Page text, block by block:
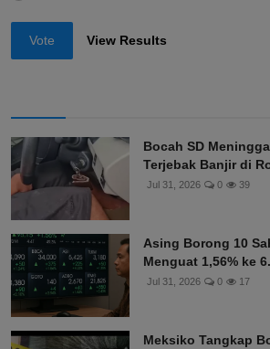
Vote View Results
Bocah SD
Terjebak Banjir di
Jul 31, 2026 0 39
Asing Borong 10
Menguat 1,56% ke
Jul 31, 2026 0 17
Meksiko Tangkap